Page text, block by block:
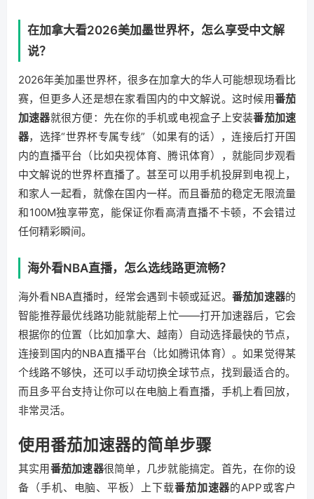
在加拿大看2026美加墨世界杯，怎么享受中文解
说？
2026年美加墨世界杯，很多在加拿大的华人可能想现场看比
赛，但更多人还是想在家看国内的中文解说。这时候用番茄
加速器就很方便：先在你的手机或电视盒子上安装番茄加速
器，选择“世界杯专属专线”（如果有的话），连接后打开国
内的直播平台（比如央视体育、腾讯体育），就能同步观看
中文解说的世界杯直播了。甚至可以用手机投屏到电视上，
和家人一起看，就像在国内一样。而且番茄的稳定无限流量
和100M独享带宽，能保证你看高清直播不卡顿，不会错过
任何精彩瞬间。
海外看NBA直播，怎么选线路更流畅？
海外看NBA直播时，经常会遇到卡顿或延迟。 番茄加速器的
智能推荐最优线路功能就能帮上忙——打开加速器后，它会
根据你的位置（比如加拿大、越南）自动选择最快的节点，
连接到国内的NBA直播平台（比如腾讯体育）。如果觉得某
个线路不够快，还可以手动切换全球节点，找到最适合的。
而且多平台支持让你可以在电脑上看直播，手机上看回放，
非常灵活。
使用番茄加速器的简单步骤
其实用番茄加速器很简单，几步就能搞定。首先，在你的设
备（手机、电脑、平板）上下载番茄加速器的APP或客户